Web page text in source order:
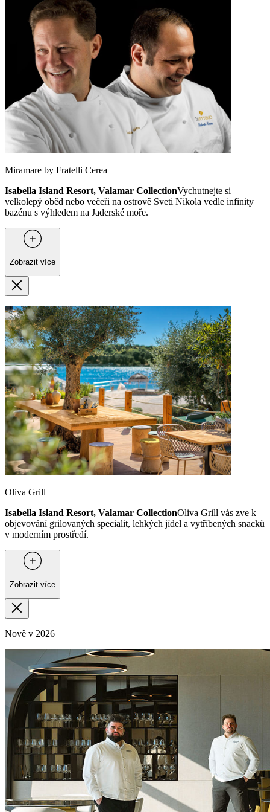
Miramare by Fratelli Cerea
Isabella Island Resort, Valamar CollectionVychutnejte si
velkolepý oběd nebo večeři na ostrově Sveti Nikola vedle infinity
bazénu s výhledem na Jaderské moře.
Zobrazit více
Oliva Grill
Isabella Island Resort, Valamar CollectionOliva Grill vás zve k
objevování grilovaných specialit, lehkých jídel a vytříbených snacků
v moderním prostředí.
Zobrazit více
Nově v 2026